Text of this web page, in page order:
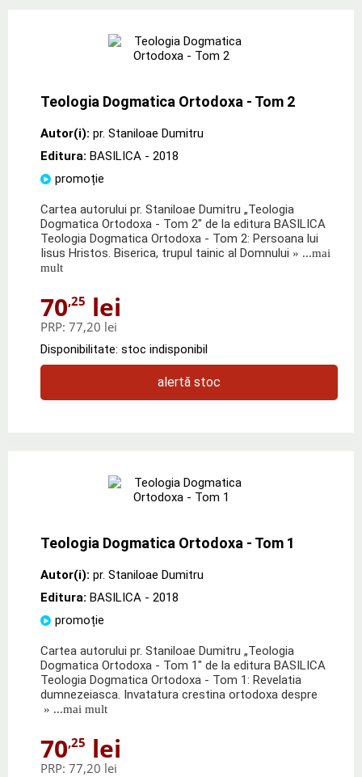
Teologia Dogmatica Ortodoxa - Tom 2
Autor(i): pr. Staniloae Dumitru
Editura: BASILICA - 2018
promoție
Cartea autorului pr. Staniloae Dumitru „Teologia
Dogmatica Ortodoxa - Tom 2" de la editura BASILICA
Teologia Dogmatica Ortodoxa - Tom 2: Persoana lui
Iisus Hristos. Biserica, trupul tainic al Domnului » ...mai
mult
70,25 lei
PRP: 77,20 lei
Disponibilitate: stoc indisponibil
alertă stoc
Teologia Dogmatica Ortodoxa - Tom 1
Autor(i): pr. Staniloae Dumitru
Editura: BASILICA - 2018
promoție
Cartea autorului pr. Staniloae Dumitru „Teologia
Dogmatica Ortodoxa - Tom 1" de la editura BASILICA
Teologia Dogmatica Ortodoxa - Tom 1: Revelatia
dumnezeiasca. Invatatura crestina ortodoxa despre
» ...mai mult
70,25 lei
PRP: 77,20 lei